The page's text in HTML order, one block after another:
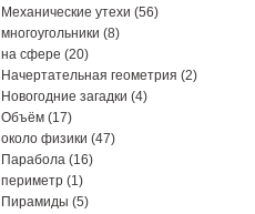
Механические утехи (56)
многоугольники (8)
на сфере (20)
Начертательная геометрия (2)
Новогодние загадки (4)
Объём (17)
около физики (47)
Парабола (16)
периметр (1)
Пирамиды (5)